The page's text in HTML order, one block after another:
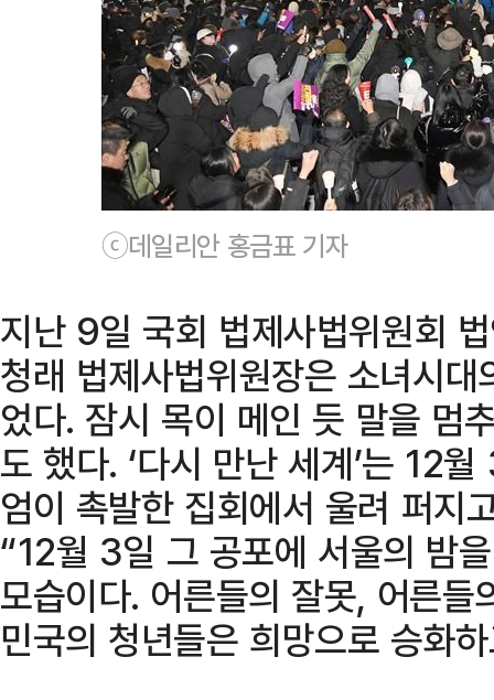
ⓒ데일리안 홍금표 기자
지난 9일 국회 법제사법위원회
청래 법제사법위원장은 소녀시대
었다. 잠시 목이 메인 듯 말을 멈
도 했다. ‘다시 만난 세계’는 12
엄이 촉발한 집회에서 울려 퍼지
“12월 3일 그 공포에 서울의 밤
모습이다. 어른들의 잘못, 어른
민국의 청년들은 희망으로 승화